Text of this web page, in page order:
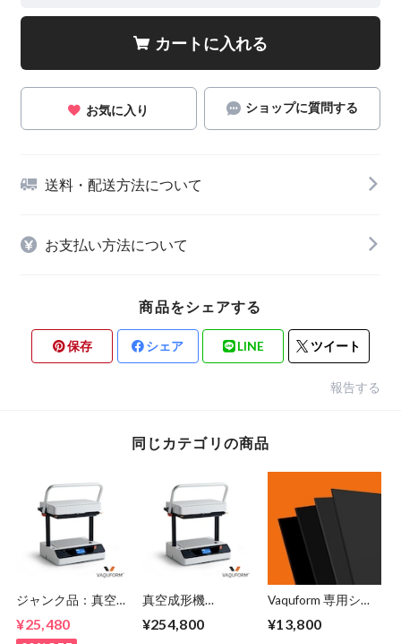
カートに入れる
お気に入り ショップに質問する
送料・配送方法について
お支払い方法について
商品をシェアする
保存 シェア LINE ツイート
報告する
同じカテゴリの商品
ジャンク品：真空成
¥25,480
真空成形機
¥254,800
Vaquform 専用シー
¥13,800